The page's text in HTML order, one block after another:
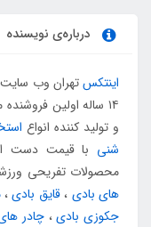
درباره‌ی نویسنده
اینتکستهران وب
۱۴ ساله اولین
و تولید کننده انواع
شنی
محصولات تفریحی
های بادی ،قایق بادی،
جکوزی بادی،چادر